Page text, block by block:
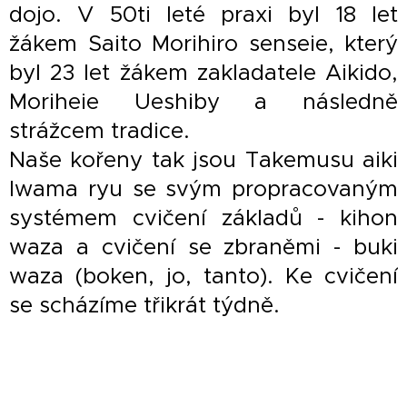
dojo. V 50ti leté praxi byl 18 let
žákem Saito Morihiro senseie, který
byl 23 let žákem zakladatele Aikido,
Moriheie Ueshiby a následně
strážcem tradice.
Naše kořeny tak jsou Takemusu aiki
Iwama ryu se svým propracovaným
systémem cvičení základů - kihon
waza a cvičení se zbraněmi - buki
waza (boken, jo, tanto). Ke cvičení
se scházíme třikrát týdně.